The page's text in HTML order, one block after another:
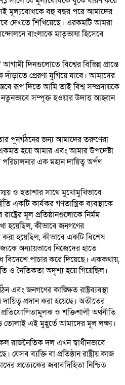
মূল্যবোধকে বহু বছর পরে আমাদের
দেখতে শিখিয়েছে। এরকমটি আমরা
বাংলাকে মাতৃভাষা হিসেবে
দিনগুলোতে বিশ্বের বিভিন্ন প্রান্তে
দাঁড়াতে প্রেরণা যুগিয়ে যাবে। আমাদের
রূপ দিতে আমি তাই বিশ্ব সম্প্রদায়কে
সম্পৃক্ত হওয়ার উদাত্ত আহ্বান
পুনর্গঠনের জন্য আমাদের তরুণেরা
হয়ে আমার এবং আমার উপদেষ্টা
এক মহান দায়িত্ব অর্পণ
ও হতাশার সাথে মুখোমুখিভাবে
একটি কার্যকর গণতান্ত্রিক ব্যবস্থাকে
মূল প্রতিষ্ঠানগুলোকে নির্মম
হয়েছিল, কীভাবে জনগণের
হয়েছিল, কীভাবে একটি বিশেষ
অন্যায়ভাবে নিজেদের হাতে
পাচার করে দিয়েছে। এককথায়,
ও নৈতিকতা অদৃশ্য হয়ে গিয়েছিল।
জনগণের কাঙ্ক্ষিত রাষ্ট্রব্যবস্থা
প্রদান করা হয়েছে। অতীতের
ও শক্তিশালী অর্থনীতি
তোলাই এই মুহূর্তে আমাদের মূল লক্ষ্য।
রাজনৈতিক দল এখন স্বাধীনভাবে
ব্যক্তি বা প্রতিষ্ঠান রাষ্ট্রীয় কাজ
প্রত্যেকের জবাবদিহিতা নিশ্চিত